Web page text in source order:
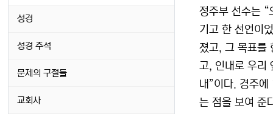
정주부 선수는 “
기고 한 선언이
졌고, 그 목표를
고, 인내로 우리
내”이다. 경주
는 점을 보여 준
성경
성경 주석
문제의 구절들
교회사